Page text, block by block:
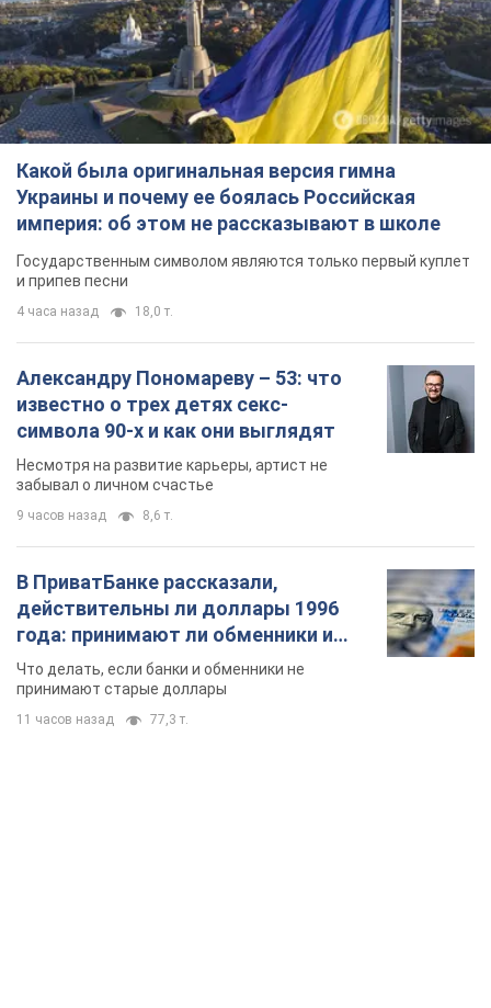
Какой была оригинальная версия гимна
Украины и почему ее боялась Российская
империя: об этом не рассказывают в школе
Государственным символом являются только первый куплет
и припев песни
4 часа назад 18,0 т.
Александру Пономареву – 53: что
известно о трех детях секс-
символа 90-х и как они выглядят
Несмотря на развитие карьеры, артист не
забывал о личном счастье
9 часов назад 8,6 т.
В ПриватБанке рассказали,
действительны ли доллары 1996
года: принимают ли обменники и
банки такие купюры
Что делать, если банки и обменники не
принимают старые доллары
11 часов назад 77,3 т.